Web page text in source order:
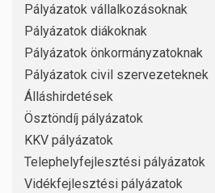
Pályázatok vállalkozásoknak
Pályázatok diákoknak
Pályázatok önkormányzatoknak
Pályázatok civil szervezeteknek
Álláshirdetések
Ösztöndíj pályázatok
KKV pályázatok
Telephelyfejlesztési pályázatok
Vidékfejlesztési pályázatok